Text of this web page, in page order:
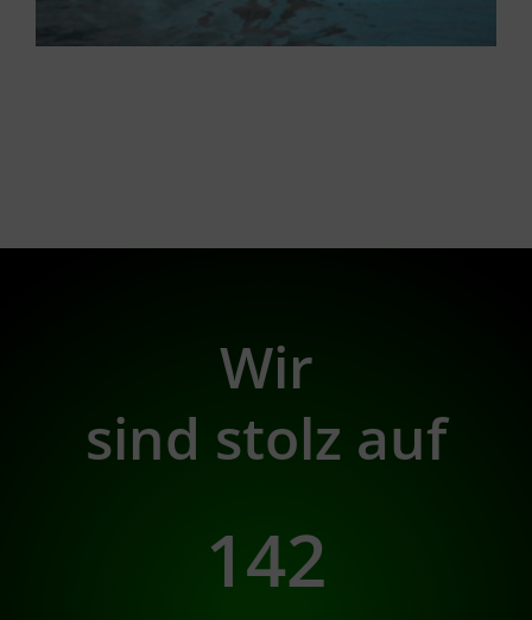
Wir
sind stolz auf
142